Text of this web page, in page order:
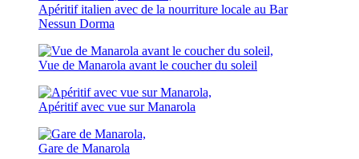
Apéritif italien avec de la nourriture locale au Bar
Nessun Dorma
Vue de Manarola avant le coucher du soleil
Apéritif avec vue sur Manarola
Gare de Manarola